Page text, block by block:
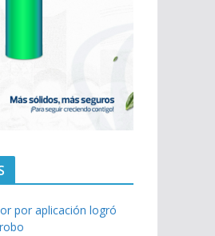
por aplicación logró